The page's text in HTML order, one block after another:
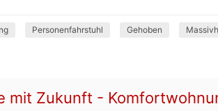
Personenfahrstuhl Gehoben
mit Zukunft -